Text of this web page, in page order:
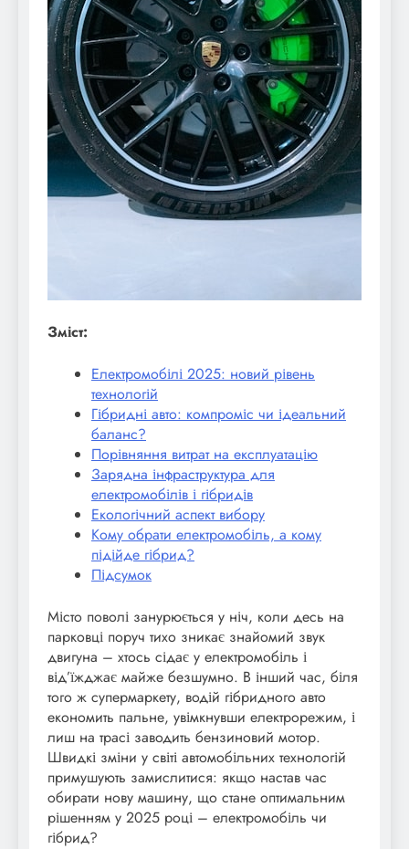
Зміст:
Електромобілі 2025: новий рівень
технологій
Гібридні авто: компроміс чи ідеальний
баланс?
Порівняння витрат на експлуатацію
Зарядна інфраструктура для
електромобілів і гібридів
Екологічний аспект вибору
Кому обрати електромобіль, а кому
підійде гібрид?
Підсумок
Місто поволі занурюється у ніч, коли десь на
парковці поруч тихо зникає знайомий звук
двигуна – хтось сідає у електромобіль і
від’їжджає майже безшумно. В інший час, біля
того ж супермаркету, водій гібридного авто
економить пальне, увімкнувши електрорежим, і
лиш на трасі заводить бензиновий мотор.
Швидкі зміни у світі автомобільних технологій
примушують замислитися: якщо настав час
обирати нову машину, що стане оптимальним
рішенням у 2025 році – електромобіль чи
гібрид?